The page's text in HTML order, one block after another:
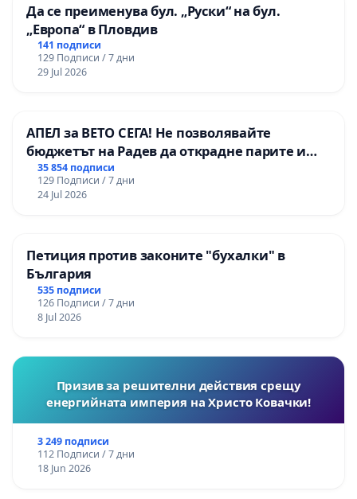
Да се преименува бул. „Руски“ на бул.
„Европа“ в Пловдив
141 подписи
129 Подписи / 7 дни
29 Jul 2026
АПЕЛ за ВЕТО СЕГА! Не позволявайте
бюджетът на Радев да открадне парите и
правата ни в тъмното
35 854 подписи
129 Подписи / 7 дни
24 Jul 2026
Петиция против законите "бухалки" в
България
535 подписи
126 Подписи / 7 дни
8 Jul 2026
Призив за решителни действия срещу
енергийната империя на Христо Ковачки!
3 249 подписи
112 Подписи / 7 дни
18 Jun 2026